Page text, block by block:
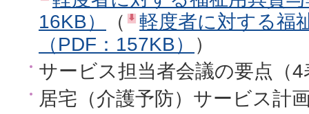
16KB）
（
軽度者に対する福
（PDF：157KB）
）
サービス担当者会議の要点（4
居宅（介護予防）サービス計